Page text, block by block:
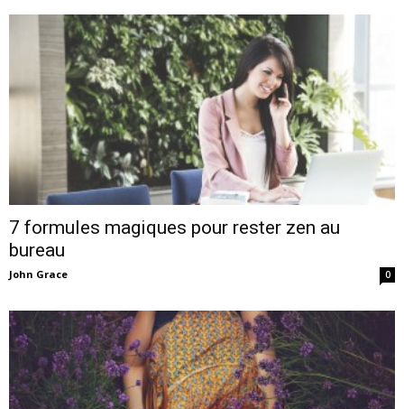
7 formules magiques pour rester zen au
bureau
John Grace 0